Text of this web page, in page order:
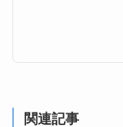
関連記事